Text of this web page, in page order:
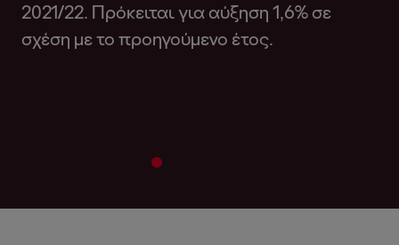
2021/22. Πρόκειται για αύξηση 1,6% σε
σχέση με το προηγούμενο έτος.